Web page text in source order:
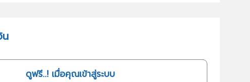
น
ดูฟรี..! เมื่อคุณเข้าสู่ระบบ